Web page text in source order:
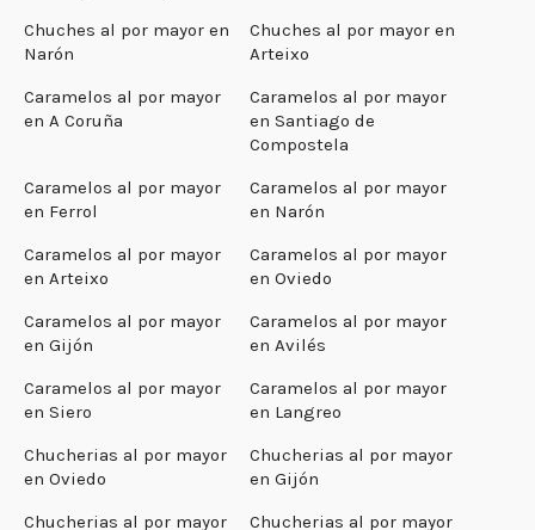
Chuches al por mayor en
Narón
Chuches al por mayor en
Arteixo
Caramelos al por mayor
en A Coruña
Caramelos al por mayor
en Santiago de
Compostela
Caramelos al por mayor
en Ferrol
Caramelos al por mayor
en Narón
Caramelos al por mayor
en Arteixo
Caramelos al por mayor
en Oviedo
Caramelos al por mayor
en Gijón
Caramelos al por mayor
en Avilés
Caramelos al por mayor
en Siero
Caramelos al por mayor
en Langreo
Chucherias al por mayor
en Oviedo
Chucherias al por mayor
en Gijón
Chucherias al por mayor
Chucherias al por mayor